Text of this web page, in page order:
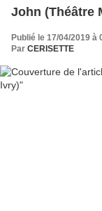
John (Théâtre
Publié le 17/04/2019 à
Par CERISETTE